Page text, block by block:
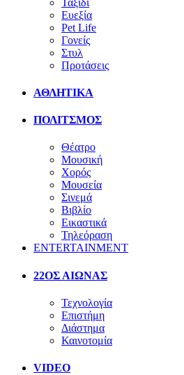
Ευεξία
Pet Life
Γονείς
Στυλ
Προτάσεις
ΑΘΛΗΤΙΚΑ
ΠΟΛΙΤΣΜΟΣ
Θέατρο
Μουσική
Χορός
Μουσεία
Σινεμά
Βιβλίο
Εικαστικά
Τηλεόραση
ENTERTAINMENT
22ΟΣ ΑΙΩΝΑΣ
Τεχνολογία
Επιστήμη
Διάστημα
Καινοτομία
VIDEO